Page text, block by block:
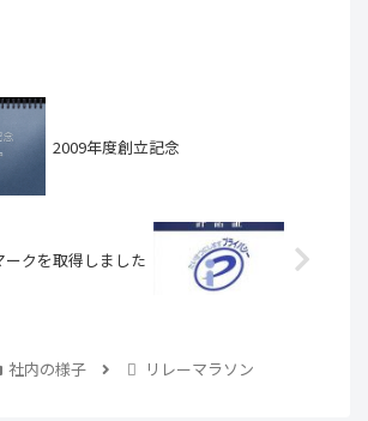
2009年度創立記念
ークを取得しました
社内の様子 リレーマラソン